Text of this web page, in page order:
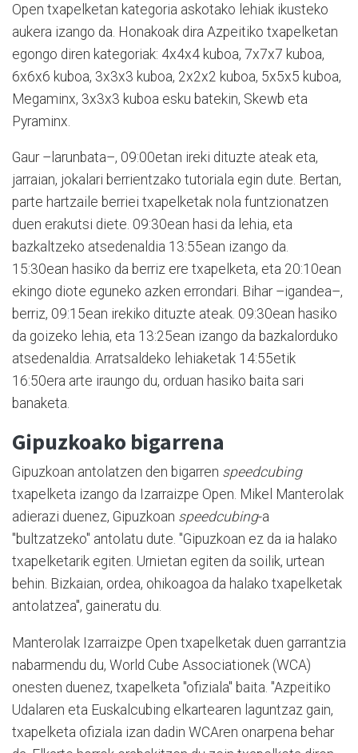
Open txapelketan kategoria askotako lehiak ikusteko
aukera izango da. Honakoak dira Azpeitiko txapelketan
egongo diren kategoriak: 4x4x4 kuboa, 7x7x7 kuboa,
6x6x6 kuboa, 3x3x3 kuboa, 2x2x2 kuboa, 5x5x5 kuboa,
Megaminx, 3x3x3 kuboa esku batekin, Skewb eta
Pyraminx.
Gaur –larunbata–, 09:00etan ireki dituzte ateak eta,
jarraian, jokalari berrientzako tutoriala egin dute. Bertan,
parte hartzaile berriei txapelketak nola funtzionatzen
duen erakutsi diete. 09:30ean hasi da lehia, eta
bazkaltzeko atsedenaldia 13:55ean izango da.
15:30ean hasiko da berriz ere txapelketa, eta 20:10ean
ekingo diote eguneko azken errondari. Bihar –igandea–,
berriz, 09:15ean irekiko dituzte ateak. 09:30ean hasiko
da goizeko lehia, eta 13:25ean izango da bazkalorduko
atsedenaldia. Arratsaldeko lehiaketak 14:55etik
16:50era arte iraungo du, orduan hasiko baita sari
banaketa.
Gipuzkoako bigarrena
Gipuzkoan antolatzen den bigarren speedcubing
txapelketa izango da Izarraizpe Open. Mikel Manterolak
adierazi duenez, Gipuzkoan speedcubing-a
"bultzatzeko" antolatu dute. "Gipuzkoan ez da ia halako
txapelketarik egiten. Urnietan egiten da soilik, urtean
behin. Bizkaian, ordea, ohikoagoa da halako txapelketak
antolatzea", gaineratu du.
Manterolak Izarraizpe Open txapelketak duen garrantzia
nabarmendu du, World Cube Associationek (WCA)
onesten duenez, txapelketa "ofiziala" baita. "Azpeitiko
Udalaren eta Euskalcubing elkartearen laguntzaz gain,
txapelketa ofiziala izan dadin WCAren onarpena behar